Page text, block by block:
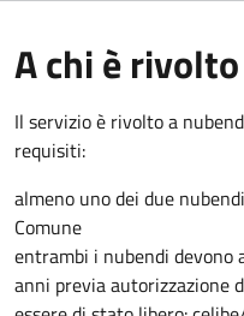
A chi è rivolto
Il servizio è rivolto a
requisiti:
almeno uno dei due
Comune
entrambi i nubendi devono
anni previa autorizzazione